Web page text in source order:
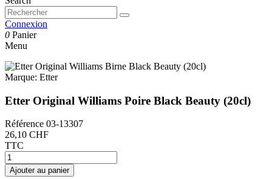
Connexion
0 Panier
Menu
Marque: Etter
Etter Original Williams Poire Black Beauty (20cl)
Référence 03-13307
26,10 CHF
TTC
Ajouter au panier